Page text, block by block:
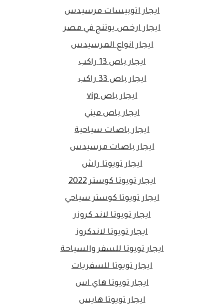
ايجار اتوبيسات مرسيدس
ايجار ارخص يوتنج في مصر
ايجار انواع المرسيدس
ايجار باص 13 راكب
ايجار باص 33 راكب
ايجار باص vip
ايجار باص ميني
ايجار باصات سياحية
ايجار باصات مرسيدس
ايجار تويوتا راش
ايجار تويوتا كوستر 2022
ايجار تويوتا كوستر سياحي
ايجار تويوتا لاند كروزر
ايجار تويوتا لاندكروز
ايجار تويوتا للسفر والسياحة
ايجار تويوتا للسفريات
ايجار تويوتا هاي اس
ايجار تويوتا هايس